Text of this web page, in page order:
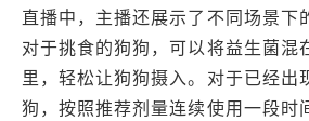
直播中，主播还展示了不同场景下
对于挑食的狗狗，可以将益生菌混
里，轻松让狗狗摄入。对于已经出
狗，按照推荐剂量连续使用一段时